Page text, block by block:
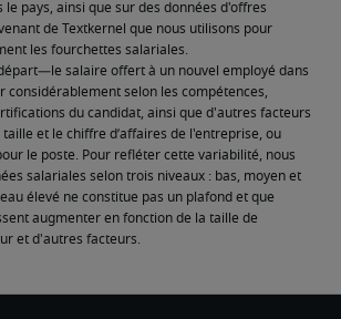
pays, ainsi que sur des données d'offres
de Textkernel que nous utilisons pour
les fourchettes salariales.
salaire offert à un nouvel employé dans
selon les compétences,
du candidat, ainsi que d'autres facteurs
taille et le chiffre d’affaires de l'entreprise, ou
le poste. Pour refléter cette variabilité, nous
salariales selon trois niveaux : bas, moyen et
élevé ne constitue pas un plafond et que
augmenter en fonction de la taille de
et d'autres facteurs.